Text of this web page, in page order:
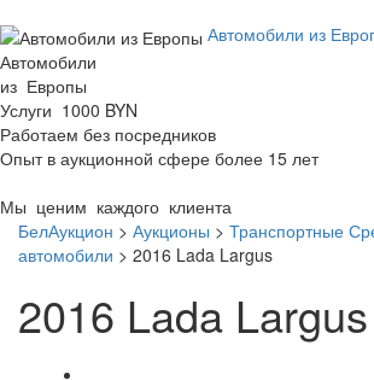
Автомобили из
Автомобили
из Европы
Услуги 1000 BYN
Работаем без посредников
Опыт в аукционной сфере более 15 лет
Мы ценим каждого клиента
БелАукцион > Аукционы > Транспортные
автомобили > 2016 Lada Largus
2016 Lada Largus